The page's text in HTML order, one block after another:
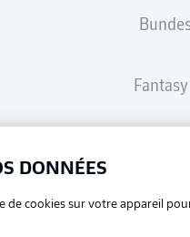
DONNÉES
de cookies sur votre appareil